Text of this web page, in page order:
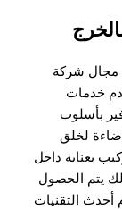
مجال شركة
حيث تقدم خدمات
بأسلوب
لخلق
بعناية داخل
يتم الحصول
التقنيات